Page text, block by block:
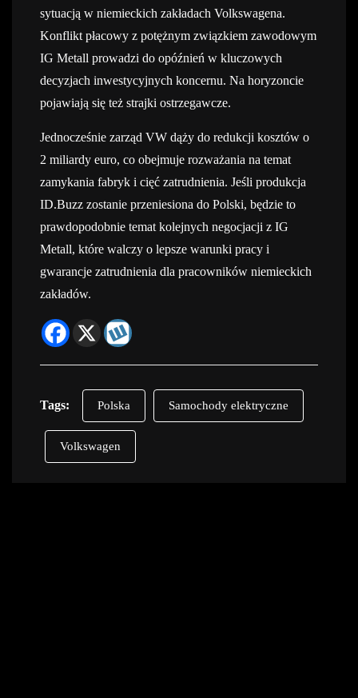
sytuacją w niemieckich zakładach Volkswagena.
Konflikt płacowy z potężnym związkiem zawodowym
IG Metall prowadzi do opóźnień w kluczowych
decyzjach inwestycyjnych koncernu. Na horyzoncie
pojawiają się też strajki ostrzegawcze.
Jednocześnie zarząd VW dąży do redukcji kosztów o
2 miliardy euro, co obejmuje rozważania na temat
zamykania fabryk i cięć zatrudnienia. Jeśli produkcja
ID.Buzz zostanie przeniesiona do Polski, będzie to
prawdopodobnie temat kolejnych negocjacji z IG
Metall, które walczy o lepsze warunki pracy i
gwarancje zatrudnienia dla pracowników niemieckich
zakładów.
Tags: Polska Samochody elektryczne
Volkswagen